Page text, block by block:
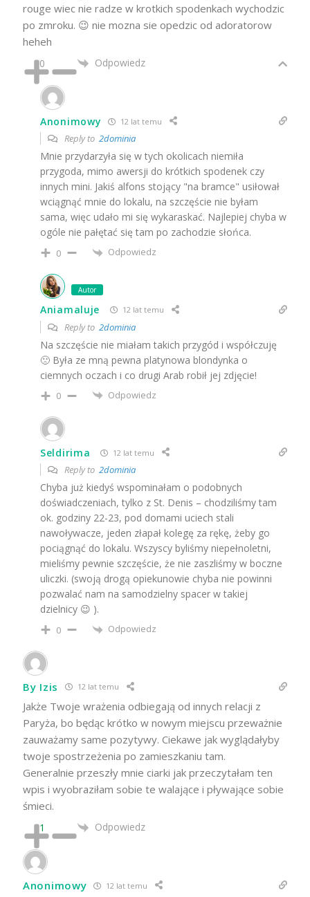
rouge wiec nie radze w krotkich spodenkach wychodzic
po zmroku. 😉 nie mozna sie opedzic od adoratorow
heheh
0 Odpowiedz
Anonimowy 12 lat temu
Reply to 2dominia
Mnie przydarzyła się w tych okolicach niemiła
przygoda, mimo awersji do krótkich spodenek czy
innych mini. Jakiś alfons stojący "na bramce" usiłował
wciągnąć mnie do lokalu, na szczęście nie byłam
sama, więc udało mi się wykaraskać. Najlepiej chyba w
ogóle nie pałętać się tam po zachodzie słońca.
0 Odpowiedz
Autor
Aniamaluje 12 lat temu
Reply to 2dominia
Na szczęście nie miałam takich przygód i współczuję
🙁 Była ze mną pewna platynowa blondynka o
ciemnych oczach i co drugi Arab robił jej zdjęcie!
0 Odpowiedz
Seldirima 12 lat temu
Reply to 2dominia
Chyba już kiedyś wspominałam o podobnych
doświadczeniach, tylko z St. Denis – chodziliśmy tam
ok. godziny 22-23, pod domami uciech stali
nawoływacze, jeden złapał kolegę za rękę, żeby go
pociągnąć do lokalu. Wszyscy byliśmy niepełnoletni,
mieliśmy pewnie szczęście, że nie zaszliśmy w boczne
uliczki. (swoją drogą opiekunowie chyba nie powinni
pozwalać nam na samodzielny spacer w takiej
dzielnicy 😉 ).
0 Odpowiedz
By Izis 12 lat temu
Jakże Twoje wrażenia odbiegają od innych relacji z
Paryża, bo będąc krótko w nowym miejscu przeważnie
zauważamy same pozytywy. Ciekawe jak wyglądałyby
twoje spostrzeżenia po zamieszkaniu tam.
Generalnie przeszły mnie ciarki jak przeczytałam ten
wpis i wyobraziłam sobie te walające i pływające sobie
śmieci.
1 Odpowiedz
Anonimowy 12 lat temu